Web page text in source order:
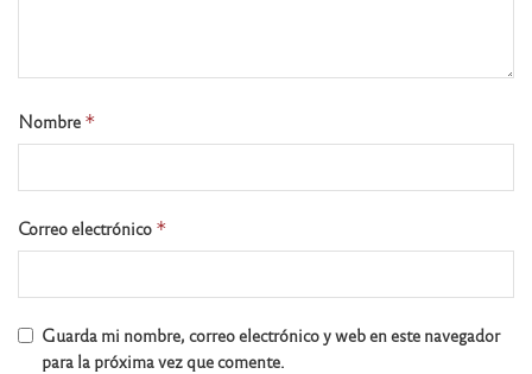
Nombre *
Correo electrónico *
Guarda mi nombre, correo electrónico y web en este navegador
para la próxima vez que comente.